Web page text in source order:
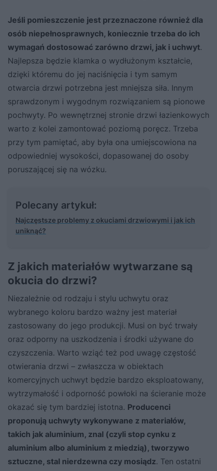
Jeśli pomieszczenie jest przeznaczone również dla
osób niepełnosprawnych, koniecznie trzeba do ich
wymagań dostosować zarówno drzwi, jak i uchwyt.
Najlepsza będzie klamka o wydłużonym kształcie,
dzięki któremu do jej naciśnięcia i tym samym
otwarcia drzwi potrzebna jest mniejsza siła. Innym
sprawdzonym i wygodnym rozwiązaniem są pionowe
pochwyty. Po wewnętrznej stronie drzwi łazienkowych
warto z kolei zamontować poziomą poręcz. Trzeba
przy tym pamiętać, aby była ona umiejscowiona na
odpowiedniej wysokości, dopasowanej do osoby
poruszającej się na wózku.
Polecany artykuł:
Najczęstsze problemy z okuciami drzwiowymi i jak ich
uniknąć?
Z jakich materiałów wytwarzane są
okucia do drzwi?
Niezależnie od rodzaju i stylu uchwytu oraz
wybranego koloru bardzo ważny jest materiał
zastosowany do jego produkcji. Musi on być trwały
oraz odporny na uszkodzenia i środki używane do
czyszczenia. Warto wziąć też pod uwagę częstość
otwierania drzwi – zwłaszcza w obiektach
komercyjnych uchwyt będzie bardzo eksploatowany,
wytrzymałość i odporność powłoki na ścieranie może
okazać się tym bardziej istotna. Producenci
proponują uchwyty wykonywane z materiałów,
takich jak aluminium, znal (czyli stop cynku z
aluminium albo aluminium z miedzią), tworzywo
sztuczne, stal nierdzewna czy mosiądz. Ten ostatni